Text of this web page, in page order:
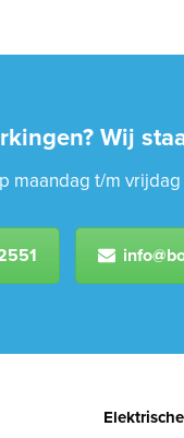
Wij
maandag t/m vrijdag